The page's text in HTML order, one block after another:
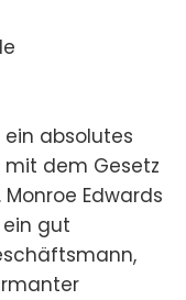
ein absolutes
mit dem Gesetz
Edwards
ein gut